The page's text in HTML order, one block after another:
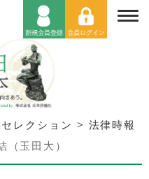
レクション > 法律時報
（玉田大）